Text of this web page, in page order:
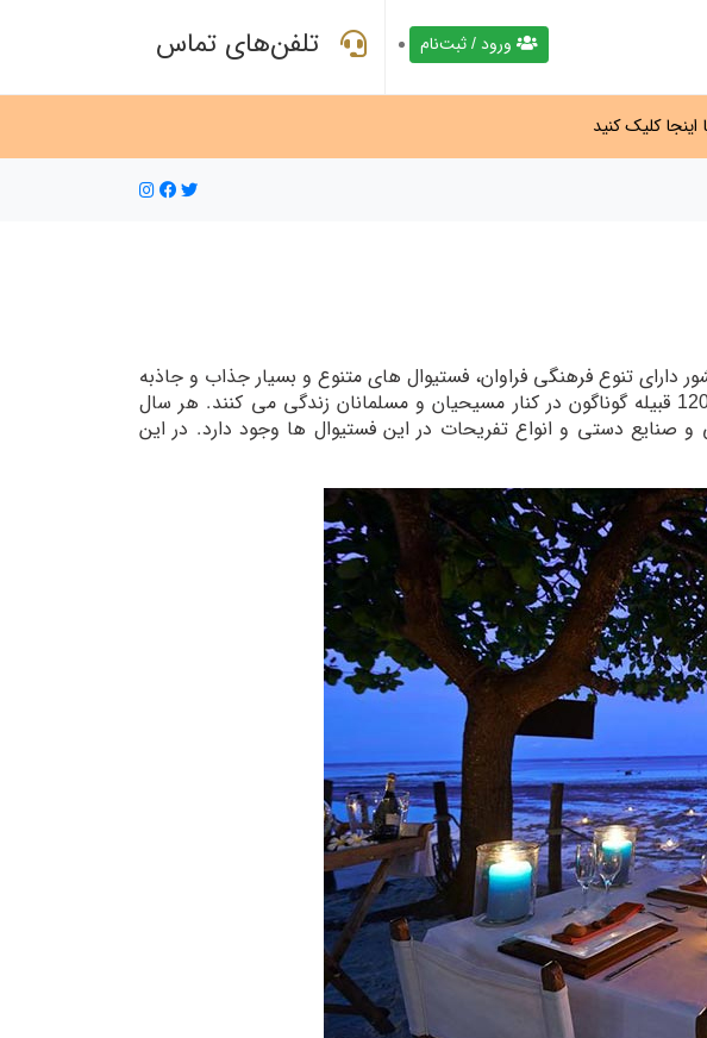
ورود / ثبت‌نام تلفن‌های تماس
کلیک کنید
دارای تنوع فرهنگی فراوان، فستیوال های متنوع و بسیار جذاب و جاذبه
های دیدنی منحصر به فرد است که هر گردشگری را جذب خودش می کند. در این کشور بیش از 120 قبیله گوناگون در کنار مسیحیان و مسلمانان زندگی می کنند. هر سال
و صنایع دستی و انواع تفریحات در این فستیوال ها وجود دارد. در این